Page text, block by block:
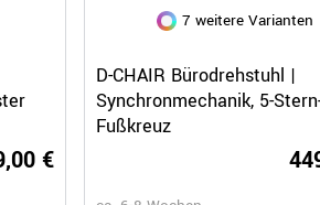
€
7 weitere Varianten
D-CHAIR Bürodrehstuhl |
Synchronmechanik, 5-
Fußkreuz